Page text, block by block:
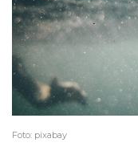
Foto: pixabay